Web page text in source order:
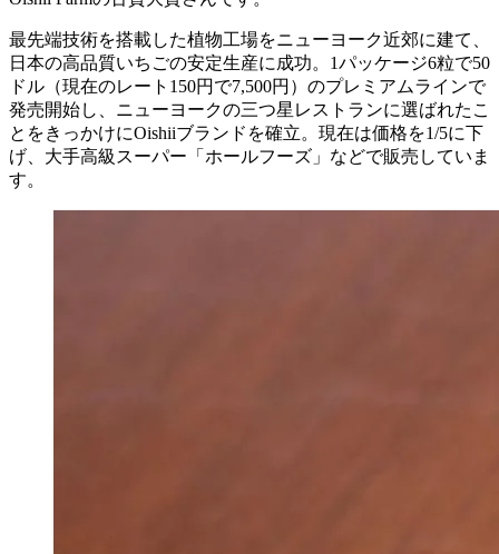
最先端技術を搭載した植物工場をニューヨーク近郊に建て、
日本の高品質いちごの安定生産に成功。1パッケージ6粒で50
ドル（現在のレート150円で7,500円）のプレミアムラインで
発売開始し、ニューヨークの三つ星レストランに選ばれたこ
とをきっかけにOishiiブランドを確立。現在は価格を1/5に下
げ、大手高級スーパー「ホールフーズ」などで販売していま
す。